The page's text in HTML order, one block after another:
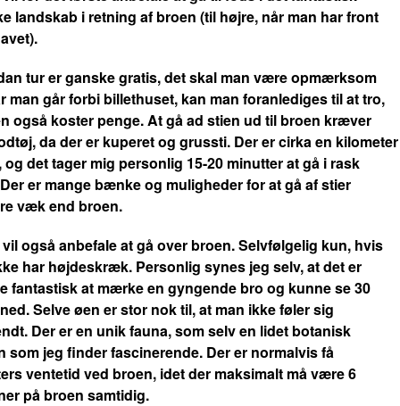
landskab i retning af broen (til højre, når man har front
tur er ganske gratis, det skal man være opmærksom
man går forbi billethuset, kan man foranlediges til at tro,
også koster penge. At gå ad stien ud til broen kræver
da der er kuperet og grussti. Der er cirka en kilometer
og det tager mig personlig 15-20 minutter at gå i rask
er mange bænke og muligheder for at gå af stier
væk end broen.
vil også anbefale at gå over broen. Selvfølgelig kun, hvis
har højdeskræk. Personlig synes jeg selv, at det er
fantastisk at mærke en gyngende bro og kunne se 30
Selve øen er stor nok til, at man ikke føler sig
Der er en unik fauna, som selv en lidet botanisk
som jeg finder fascinerende. Der er normalvis få
ventetid ved broen, idet der maksimalt må være 6
på broen samtidig.